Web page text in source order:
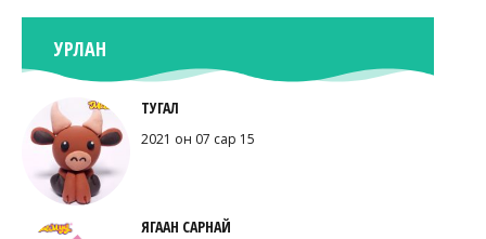
УРЛАН
ТУГАЛ
2021 он 07 сар 15
ЯГААН САРНАЙ